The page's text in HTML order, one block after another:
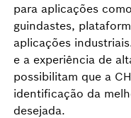
para aplicações
guindastes,
aplicações
e a experiência de
possibilitam que a
identificação da
desejada.